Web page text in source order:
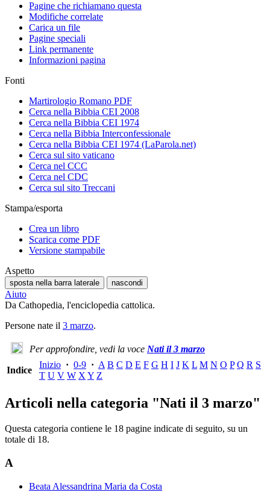
Pagine che richiamano questa
Modifiche correlate
Carica un file
Pagine speciali
Link permanente
Informazioni pagina
Fonti
Martirologio Romano PDF
Cerca nella Bibbia CEI 2008
Cerca nella Bibbia CEI 1974
Cerca nella Bibbia Interconfessionale
Cerca nella Bibbia CEI 1974 (LaParola.net)
Cerca sul sito vaticano
Cerca nel CCC
Cerca nel CDC
Cerca sul sito Treccani
Stampa/esporta
Crea un libro
Scarica come PDF
Versione stampabile
Aspetto
sposta nella barra laterale nascondi
Aiuto
Da Cathopedia, l'enciclopedia cattolica.
Persone nate il 3 marzo.
Per approfondire, vedi la voce Nati il 3 marzo
Indice
Inizio · 0-9 · A B C D E F G H I J K L M N O P Q R S
T U V W XY Z
Articoli nella categoria "Nati il 3 marzo"
Questa categoria contiene le 18 pagine indicate di seguito, su un
totale di 18.
A
Beata Alessandrina Maria da Costa